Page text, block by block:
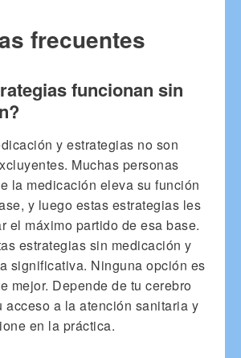
frecuentes
funcionan sin
y estrategias no son
Muchas personas
la medicación eleva su función
y luego estas estrategias les
el máximo partido de esa base.
estrategias sin medicación y
significativa. Ninguna opción es
mejor. Depende de tu cerebro
acceso a la atención sanitaria y
en la práctica.